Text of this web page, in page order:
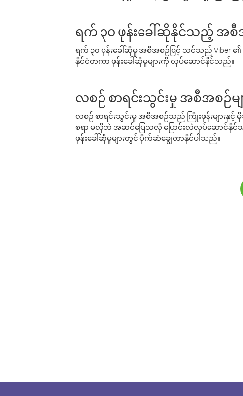
ရက် ၃၀ ဖုန်းခေါ်ဆိုနိုင်သည့် အစီအ
ရက် ၃၀ ဖုန်းခေါ်ဆိုမှု အစီအစဉ်ဖြင့် သင်သည် Viber
နိုင်ငံတကာ ဖုန်းခေါ်ဆိုမှုများကို လုပ်ဆောင်နိုင်သည်။
လစဉ် စာရင်းသွင်းမှု အစီအစဉ်မျ
လစဉ် စာရင်းသွင်းမှု အစီအစဉ်သည် ကြိုးဖုန်းများနှင့်
စရာ မလိုဘဲ အဆင်ပြေသလို ပြောင်းလဲလုပ်ဆောင်နိုင်
ဖုန်းခေါ်ဆိုမှုများတွင် ပိုက်ဆံချွေတာနိုင်ပါသည်။